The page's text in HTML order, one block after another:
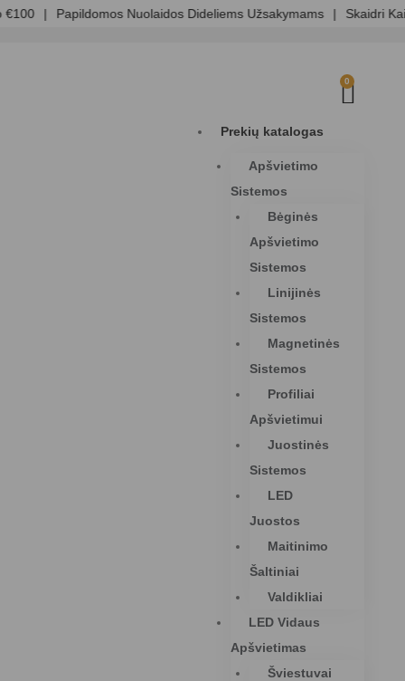
| Papildomos Nuolaidos Dideliems Užsakymams | Skaidri
0
Prekių katalogas
Apšvietimo
Sistemos
Bėginės
Apšvietimo
Sistemos
Linijinės
Sistemos
Magnetinės
Sistemos
Profiliai
Apšvietimui
Juostinės
Sistemos
LED
Juostos
Maitinimo
Šaltiniai
Valdikliai
LED Vidaus
Apšvietimas
Šviestuvai